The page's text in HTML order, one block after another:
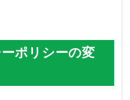
ポリシーの変